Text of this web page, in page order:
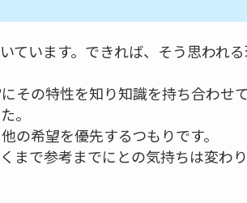
ています。できれば、そう思われ
その特性を知り知識を持ち合わせ
。
の希望を優先するつもりです。
で参考までにとの気持ちは変わり